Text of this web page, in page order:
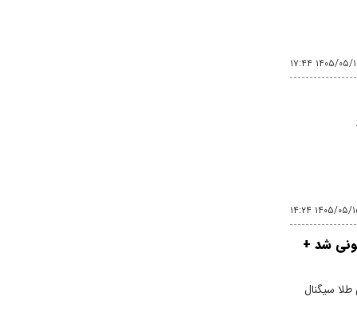
۰۵/۱۵ ۱۷:۴۴
۰۵/۱۵ ۱۴:۲۴
۱۵ مرداد ۱۴۰۵/ طلا اوج گرفت، سکه ۱۸۵ میلیونی شد +
جهانی طلا سیگنال